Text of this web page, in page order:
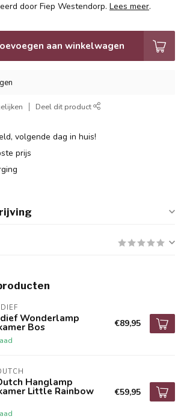
door Fiep Westendorp. Lees meer.
aan winkelwagen
Deel dit product
volgende dag in huis!
prijs
Wonderlamp
Bos €89,95
Hanglamp
Little Rainbow €59,95